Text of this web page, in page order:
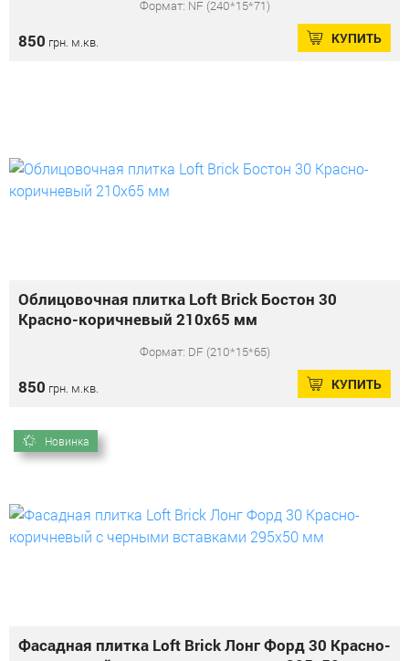
Формат: NF (240*15*71)
850 грн. м.кв. КУПИТЬ
Облицовочная плитка Loft Brick Бостон 30
Красно-коричневый 210x65 мм
Формат: DF (210*15*65)
850 грн. м.кв. КУПИТЬ
Новинка
Фасадная плитка Loft Brick Лонг Форд 30 Красно-